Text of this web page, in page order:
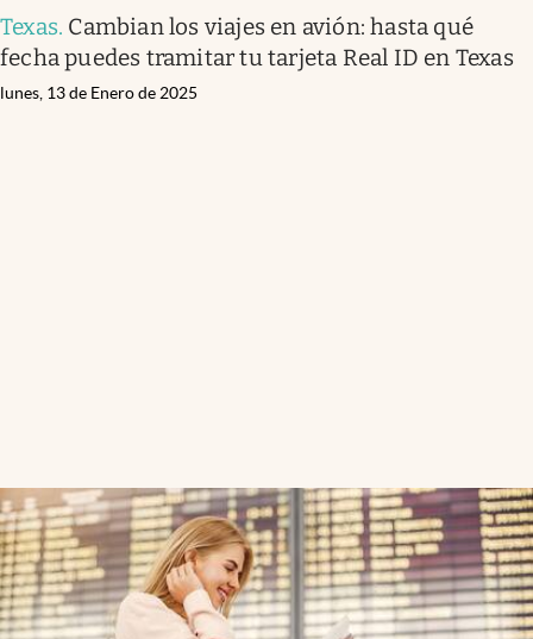
Texas. Cambian los viajes en avión: hasta qué
fecha puedes tramitar tu tarjeta Real ID en Texas
lunes, 13 de Enero de 2025